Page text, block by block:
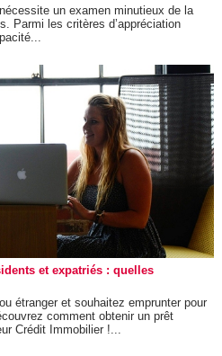
un examen minutieux de la
Parmi les critères d’appréciation
et expatriés : quelles
étranger et souhaitez emprunter pour
comment obtenir un prêt
Crédit Immobilier !...